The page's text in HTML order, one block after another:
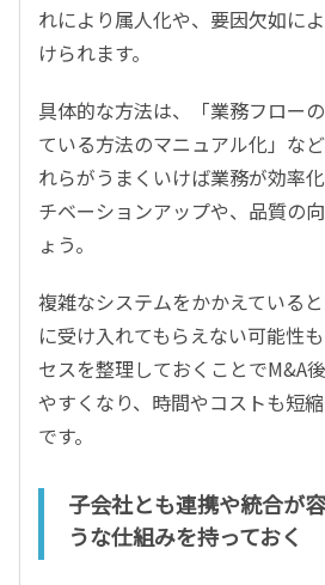
れにより属人化や、要因欠如に
けられます。
具体的な方法は、「業務フロー
ている方法のマニュアル化」な
れらがうまくいけば業務が効率
チベーションアップや、品質の
ょう。
複雑なシステムをかかえている
に受け入れてもらえない可能性
セスを整理しておくことでM&A
やすくなり、時間やコストも短
です。
子会社とも連携や統合が
うな仕組みを持っておく